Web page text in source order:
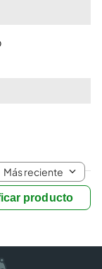
producto
Más reciente